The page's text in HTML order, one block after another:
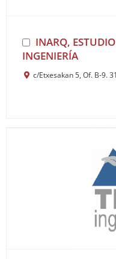
INARQ,
INGENIERÍA
c/Etxesakan 5, Of. B-9.